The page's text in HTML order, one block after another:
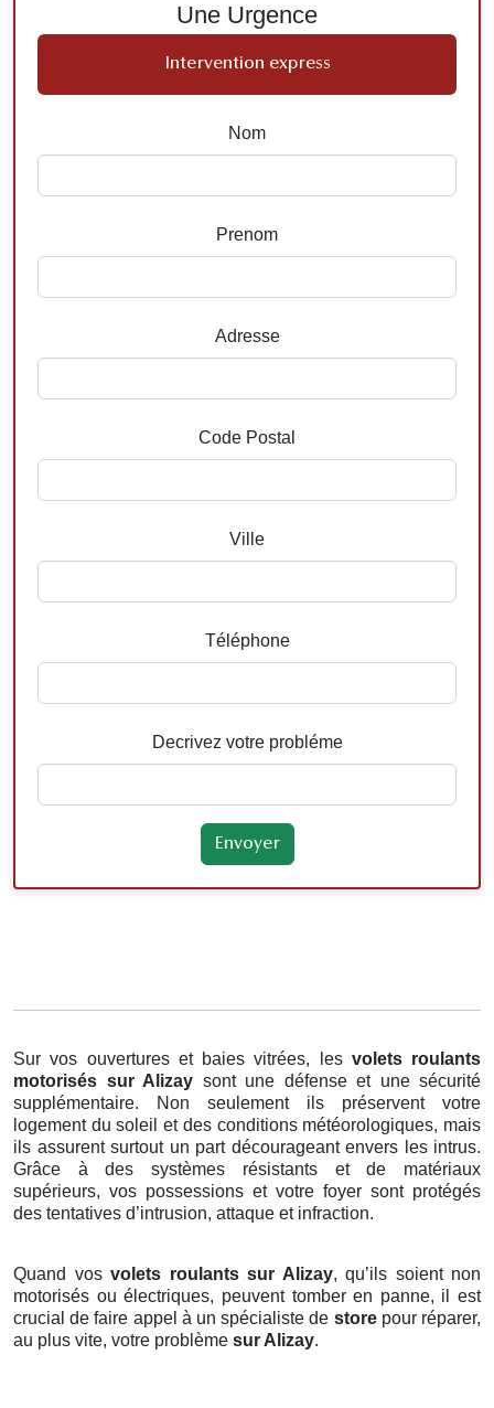
Une Urgence
Intervention express
Nom
Prenom
Adresse
Code Postal
Ville
Téléphone
Decrivez votre probléme
Sur vos ouvertures et baies vitrées, les volets roulants
motorisés sur Alizay sont une défense et une sécurité
supplémentaire. Non seulement ils préservent votre
logement du soleil et des conditions météorologiques, mais
ils assurent surtout un part décourageant envers les intrus.
Grâce à des systèmes résistants et de matériaux
supérieurs, vos possessions et votre foyer sont protégés
des tentatives d’intrusion, attaque et infraction.
Quand vos volets roulants sur Alizay, qu’ils soient non
motorisés ou électriques, peuvent tomber en panne, il est
crucial de faire appel à un spécialiste de storepour réparer,
au plus vite, votre problème sur Alizay.